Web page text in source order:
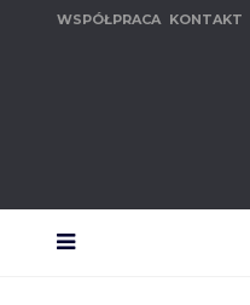
WSPÓŁPRACA KONTAKT